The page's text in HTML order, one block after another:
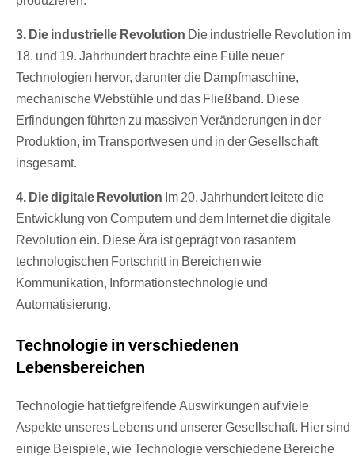
3. Die industrielle Revolution Die industrielle Revolution im
18. und 19. Jahrhundert brachte eine Fülle neuer
Technologien hervor, darunter die Dampfmaschine,
mechanische Webstühle und das Fließband. Diese
Erfindungen führten zu massiven Veränderungen in der
Produktion, im Transportwesen und in der Gesellschaft
insgesamt.
4. Die digitale Revolution Im 20. Jahrhundert leitete die
Entwicklung von Computern und dem Internet die digitale
Revolution ein. Diese Ära ist geprägt von rasantem
technologischen Fortschritt in Bereichen wie
Kommunikation, Informationstechnologie und
Automatisierung.
Technologie in verschiedenen
Lebensbereichen
Technologie hat tiefgreifende Auswirkungen auf viele
Aspekte unseres Lebens und unserer Gesellschaft. Hier sind
einige Beispiele, wie Technologie verschiedene Bereiche